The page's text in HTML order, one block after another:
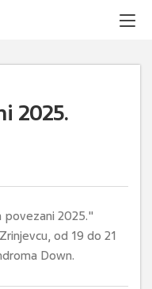
2025.
povezani 2025."
od 19 do 21
Down.